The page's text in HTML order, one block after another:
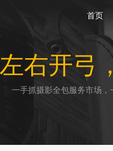
首页
左右开弓
一手抓摄影全包服务市场